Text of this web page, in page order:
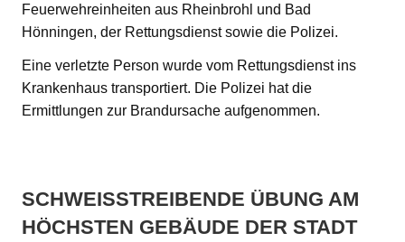
Feuerwehreinheiten aus Rheinbrohl und Bad
Hönningen, der Rettungsdienst sowie die Polizei.
Eine verletzte Person wurde vom Rettungsdienst ins
Krankenhaus transportiert. Die Polizei hat die
Ermittlungen zur Brandursache aufgenommen.
SCHWEISSTREIBENDE ÜBUNG AM H
ÖCHSTEN GEBÄUDE DER STADT